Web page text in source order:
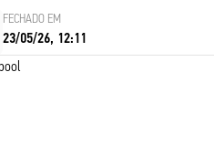
FECHADO EM
23/05/26, 12:11